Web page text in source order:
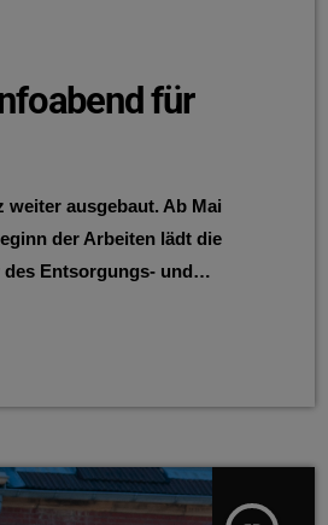
für
ausgebaut. Ab Mai
der Arbeiten lädt die
Entsorgungs- und
neue Leitung zum